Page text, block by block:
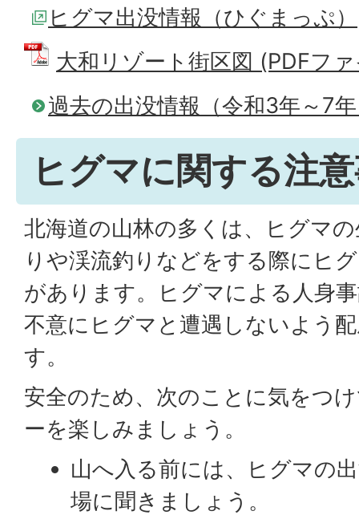
ヒグマ出没情報（ひぐまっぷ）
大和リゾート街区図 (PDFフ
過去の出没情報（令和3年～7
ヒグマに関する注
北海道の山林の多くは、ヒグマ
りや渓流釣りなどをする際にヒ
があります。ヒグマによる人身
不意にヒグマと遭遇しないよう
す。
安全のため、次のことに気をつ
ーを楽しみましょう。
山へ入る前には、ヒグマの
場に聞きましょう。